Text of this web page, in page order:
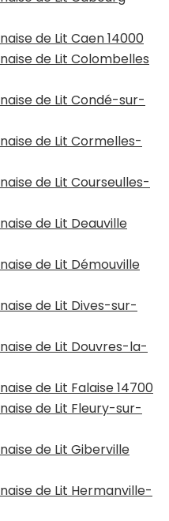
de Lit Caen 14000
de Lit Colombelles
de Lit Condé-sur-
de Lit Cormelles-
de Lit Courseulles-
de Lit Deauville
de Lit Démouville
de Lit Dives-sur-
de Lit Douvres-la-
de Lit Falaise 14700
de Lit Fleury-sur-
de Lit Giberville
de Lit Hermanville-